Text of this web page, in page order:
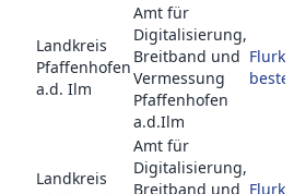
Landkreis
Pfaffenhofen
a.d. Ilm
Amt für
Digitalisierung,
Breitband und
Vermessung
Pfaffenhofen
a.d.Ilm
Landkreis
Amt für
Digitalisierung,
Breitband und